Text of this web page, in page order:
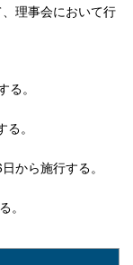
理事会において行
。
。
から施行する。
。